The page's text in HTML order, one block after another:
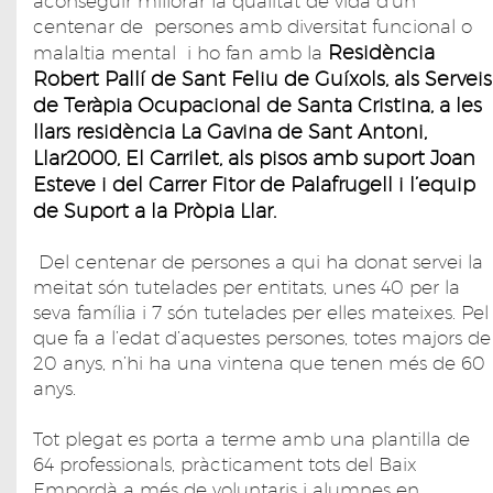
centenar de persones amb diversitat funcional o
malaltia mental i ho fan amb la Residència
Robert Pallí de Sant Feliu de Guíxols, als Serveis
de Teràpia Ocupacional de Santa Cristina, a les
llars residència La Gavina de Sant Antoni,
Llar2000, El Carrilet, als pisos amb suport Joan
Esteve i del Carrer Fitor de Palafrugell i l’equip
de Suport a la Pròpia Llar.
Del centenar de persones a qui ha donat servei la
meitat són tutelades per entitats, unes 40 per la
seva família i 7 són tutelades per elles mateixes. Pel
que fa a l’edat d’aquestes persones, totes majors de
20 anys, n’hi ha una vintena que tenen més de 60
anys.
Tot plegat es porta a terme amb una plantilla de
64 professionals, pràcticament tots del Baix